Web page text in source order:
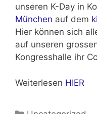
unseren K-Day in
München auf dem
Hier können sich
auf unseren
Kongresshalle ihr
Weiterlesen HIER
Kategorien